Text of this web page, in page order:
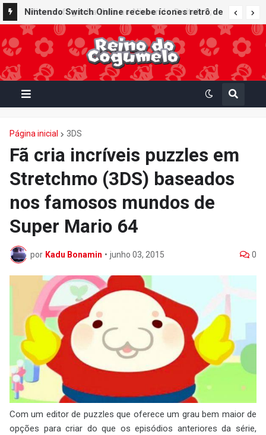
Nintendo Switch Online recebe ícones retrô de
Mario Paint (SNES) e Mario Kart: Super Circuit
(GBA)
Página inicial 3DS
Fã cria incríveis puzzles em
Stretchmo (3DS) baseados
nos famosos mundos de
Super Mario 64
por Kadu Bonamin • junho 03, 2015 0
Com um editor de puzzles que oferece um grau bem maior de
opções para criar do que os episódios anteriores da série,